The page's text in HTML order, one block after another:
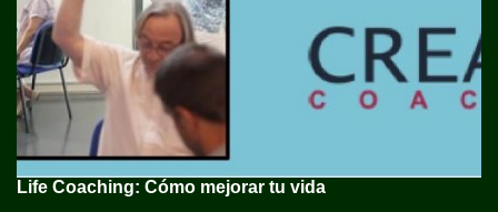
Life Coaching: Cómo mejorar tu vida